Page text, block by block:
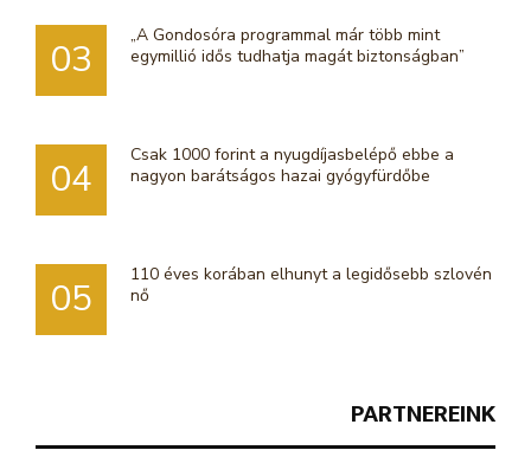
PARTNEREINK
03
„A Gondosóra programmal már több mint
egymillió idős tudhatja magát biztonságban”
04
Csak 1000 forint a nyugdíjasbelépő ebbe a
nagyon barátságos hazai gyógyfürdőbe
05
110 éves korában elhunyt a legidősebb szlovén
nő